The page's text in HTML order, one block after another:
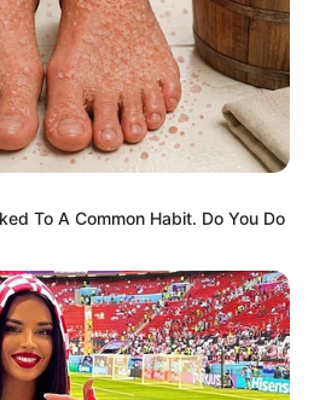
To A Common Habit. Do You Do